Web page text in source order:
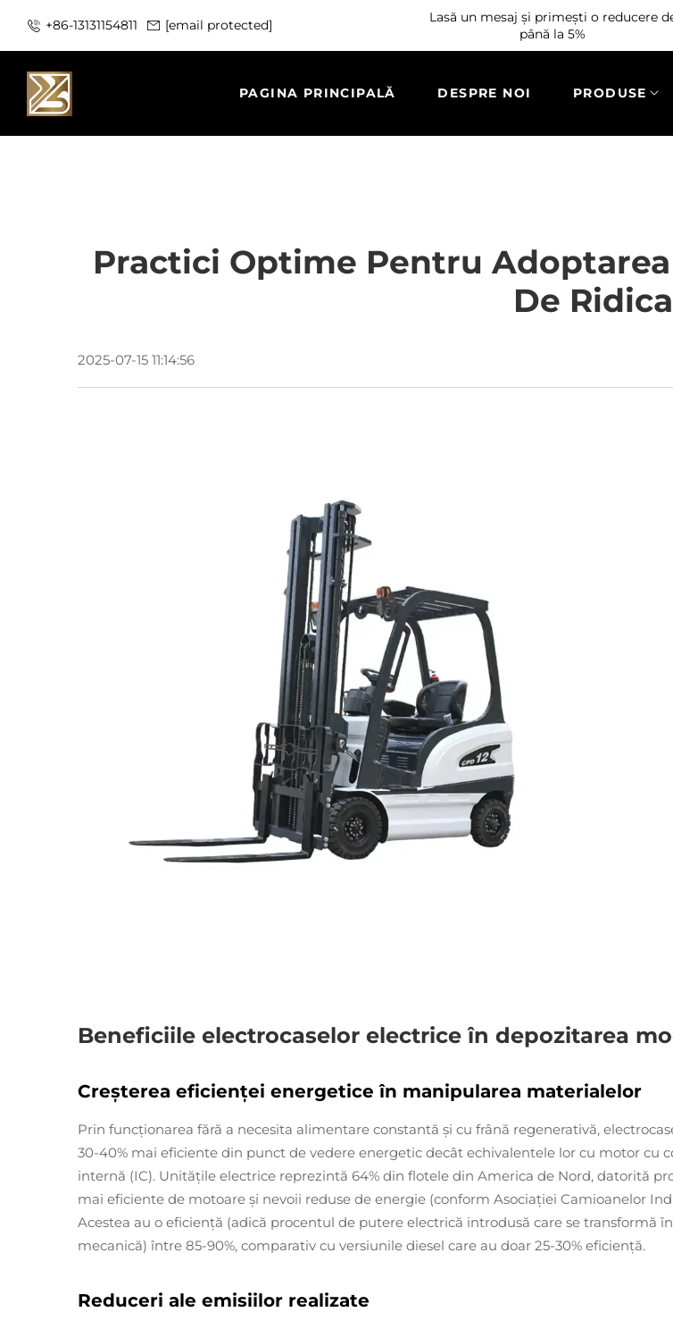
+86-13131154811 [email protected]
Lasă un mesaj și primești o reducere
până la 5%
PAGINA PRINCIPALĂ DESPRE NOI PRODUSE
Practici Optime Pentru
De
2025-07-15 11:14:56
Beneficiile electrocaselor electrice în depozitarea
Creșterea eficienței energetice în manipularea materialelor
Prin funcționarea fără a necesita alimentare constantă și cu frână regenerativă,
30-40% mai eficiente din punct de vedere energetic decât echivalentele lor cu motor cu
internă (IC). Unitățile electrice reprezintă 64% din flotele din America de Nord, datorită
mai eficiente de motoare și nevoii reduse de energie (conform Asociației Camioanelor
Acestea au o eficiență (adică procentul de putere electrică introdusă care se transformă
mecanică) între 85-90%, comparativ cu versiunile diesel care au doar 25-30% eficiență.
Reduceri ale emisiilor realizate